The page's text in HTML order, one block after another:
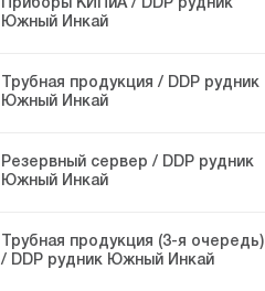
Приборы КИПиА / DDP рудник
Южный Инкай
Трубная продукция / DDP рудник
Южный Инкай
Резервный сервер / DDP рудник
Южный Инкай
Трубная продукция (3-я очередь)
/ DDP рудник Южный Инкай